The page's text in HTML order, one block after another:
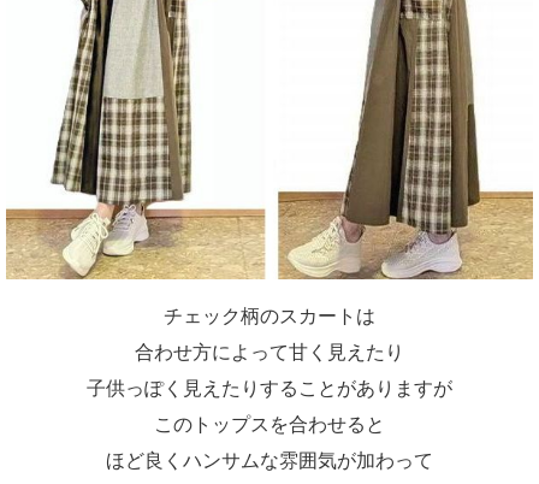
チェック柄のスカートは
合わせ方によって甘く見えたり
子供っぽく見えたりすることがありますが
このトップスを合わせると
ほど良くハンサムな雰囲気が加わって